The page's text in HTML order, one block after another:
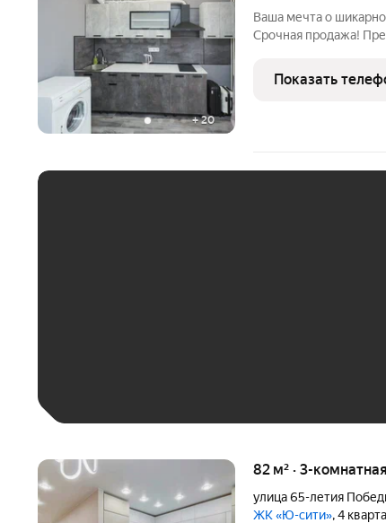
+20
Ваша мечта о
Срочная продажа!
расположенную на 8-
кирпичного дома в
Показать
82 м² · 3-
улица 65-летия
ЖК «Ю-сити», 4